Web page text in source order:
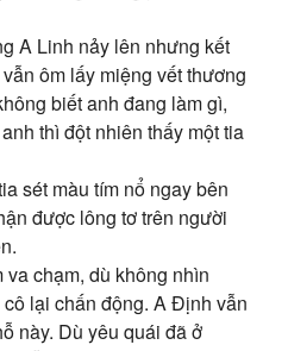
A Linh nảy lên nhưng kết
ôm lấy miệng vết thương
biết anh đang làm gì,
thì đột nhiên thấy một tia
sét màu tím nổ ngay bên
được lông tơ trên người
chạm, dù không nhìn
lại chấn động. A Định vẫn
này. Dù yêu quái đã ở